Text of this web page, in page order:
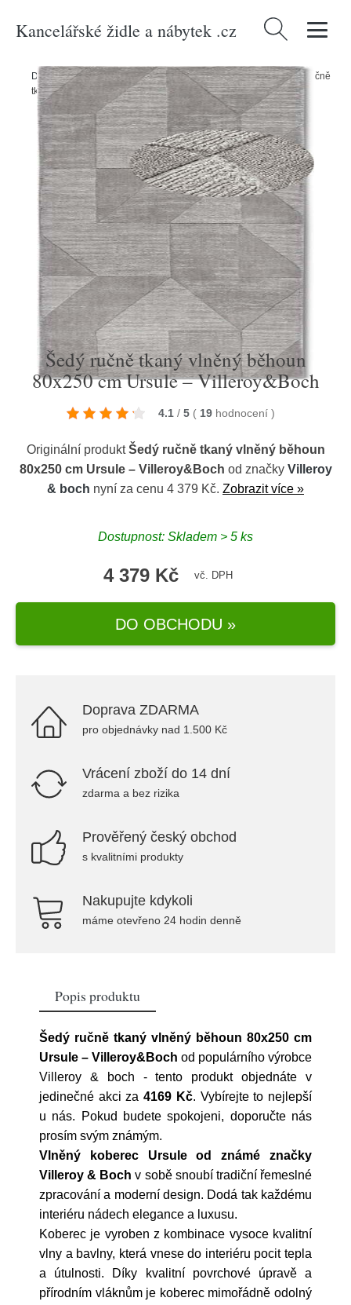
Kancelářské židle a nábytek .cz Vyhledávání
Domů/Produkty / > Textil > Koberce a rohožky > Koberce/Šedý ručně
tkaný vlněný běhoun 80x250 cm Ursule – Villeroy&Boch
Šedý ručně tkaný vlněný běhoun
80x250 cm Ursule – Villeroy&Boch
4.1 / 5 ( 19 hodnocení )
Originální produktŠedý ručně tkaný vlněný běhoun
80x250 cm Ursule – Villeroy&Boch od značky Villeroy
& boch nyní za cenu 4 379 Kč. Zobrazit více »
Dostupnost: Skladem > 5 ks
4 379 Kč vč. DPH
DO OBCHODU »
Doprava ZDARMA
pro objednávky nad 1.500 Kč
Vrácení zboží do 14 dní
zdarma a bez rizika
Prověřený český obchod
s kvalitními produkty
Nakupujte kdykoli
máme otevřeno 24 hodin denně
Popis produktu
Šedý ručně tkaný vlněný běhoun 80x250 cm
Ursule – Villeroy&Boch od populárního výrobce
Villeroy & boch - tento produkt objednáte v
jedinečné akci za4169 Kč. Vybírejte to nejlepší
u nás. Pokud budete spokojeni, doporučte nás
prosím svým známým.
Vlněný koberec Ursule od známé značky
Villeroy & Boch v sobě snoubí tradiční řemeslné
zpracování a moderní design. Dodá tak každému
interiéru nádech elegance a luxusu.
Koberec je vyroben z kombinace vysoce kvalitní
vlny a bavlny, která vnese do interiéru pocit tepla
a útulnosti. Díky kvalitní povrchové úpravě a
přírodním vláknům je koberec mimořádně odolný